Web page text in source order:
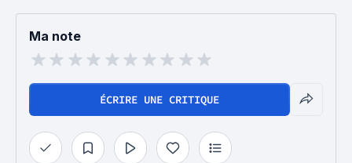
Ma note
ÉCRIRE UNE CRITIQUE